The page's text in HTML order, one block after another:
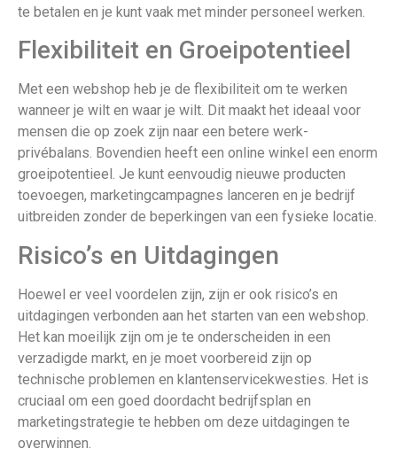
te betalen en je kunt vaak met minder personeel werken.
Flexibiliteit en Groeipotentieel
Met een webshop heb je de flexibiliteit om te werken
wanneer je wilt en waar je wilt. Dit maakt het ideaal voor
mensen die op zoek zijn naar een betere werk-
privébalans. Bovendien heeft een online winkel een enorm
groeipotentieel. Je kunt eenvoudig nieuwe producten
toevoegen, marketingcampagnes lanceren en je bedrijf
uitbreiden zonder de beperkingen van een fysieke locatie.
Risico’s en Uitdagingen
Hoewel er veel voordelen zijn, zijn er ook risico’s en
uitdagingen verbonden aan het starten van een webshop.
Het kan moeilijk zijn om je te onderscheiden in een
verzadigde markt, en je moet voorbereid zijn op
technische problemen en klantenservicekwesties. Het is
cruciaal om een goed doordacht bedrijfsplan en
marketingstrategie te hebben om deze uitdagingen te
overwinnen.